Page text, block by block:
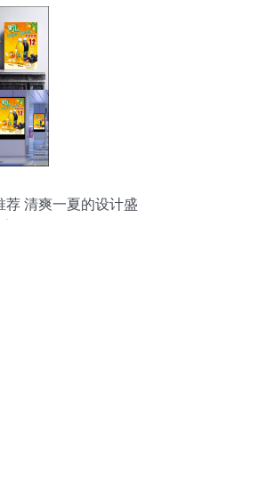
荐 清爽一夏的设计盛